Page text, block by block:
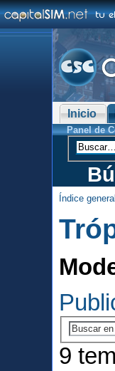
Inicio
Panel de
Índice general
9